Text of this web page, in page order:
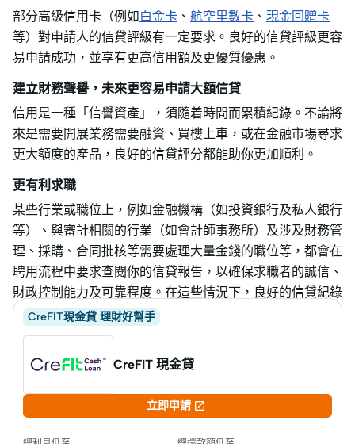
部分高級信用卡（例如白金卡 、 航空里數卡 、 現金回贈卡
等）對申請人的信貸評級有一定要求。良好的信貸評級更容
易申請成功，並享有更高信用額及更優質優惠。
建立財務聲譽，未來更容易申請大額信貸
信用是一種「信譽資產」，須隨着時間而累積紀錄。不論將
來是需要開展業務需要融資、買樓上車，或在金融市場尋求
更大額度的產品，良好的信貸評分都能助你更加順利。
更有利求職
某些行業或職位上，例如金融機構（如投資銀行及私人銀行
等）、與審計相關的行業（如會計師事務所）及涉及財務管
理、採購、合同批核等需要處理大量金錢的職位等，都會在
聘用流程中要求查閱你的信貸報告，以確保求職者的誠信、
財政控制能力及可靠程度。在這些情況下，良好的信貸紀錄
確實更有利求職，甚至是當中的必要條件。
CreFIT現金貸 理財好幫手
CreFIT 現金貸
立即申請 